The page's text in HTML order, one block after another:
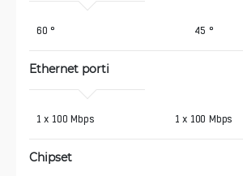
60 ° 45 °
Ethernet porti
1 x 100 Mbps 1 x 100 Mbps
Chipset